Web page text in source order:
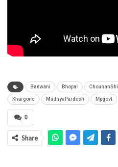
Badwani Bhopal
Khargone MadhyaPardesh Mpgovt
0
Share